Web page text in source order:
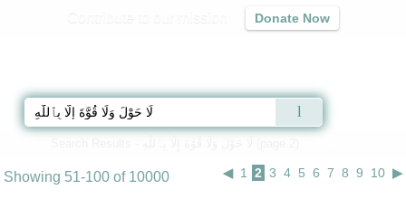
Donate Now
Showing 51-100 of 10000 ◀ 1 2 3 4 5 6 7 8 9 10 ▶